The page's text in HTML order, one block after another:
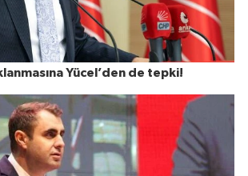
Yücel’den de tepki!